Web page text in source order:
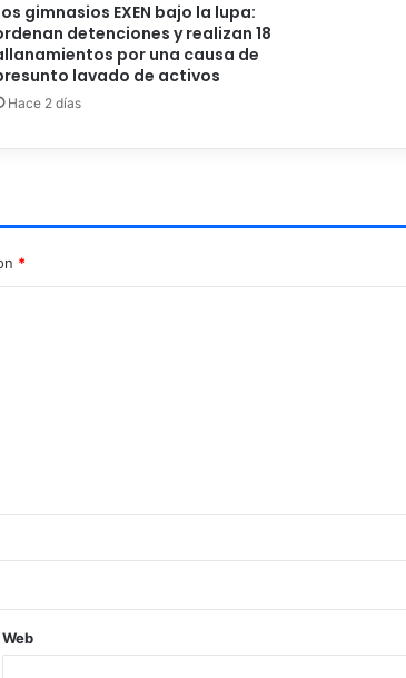
gimnasios EXEN bajo la lupa:
detenciones y realizan 18
por una causa de
lavado de activos
Hace 2 días
*
Web